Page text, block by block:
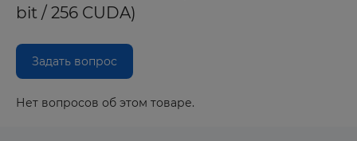
bit / 256 CUDA)
Задать вопрос
Нет вопросов об этом товаре.